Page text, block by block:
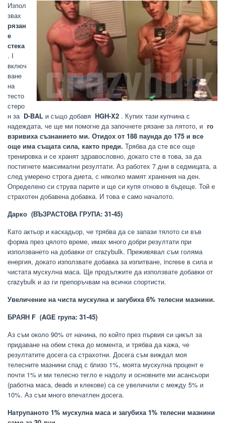
Изпол
звах
рязан
е
стека
. I
включ
ване
на
тесто
стеро
н за D-BAL и също добавя HGH-X2 . Купих тази купчина с
надеждата, че ще ми помогне да започнете рязане за лятото, и го
взривиха съзнанието ми. Отидох от 188 паунда до 175 и все
още има същата сила, както преди. Трябва да сте все още
тренировка и се хранят здравословно, докато сте в това, за да
постигнете максимални резултати. Аз работех 7 дни в седмицата, а
след умерено строга диета, с няколко мамят хранения на ден.
Определено си струва парите и ще си купя отново в бъдеще. Той е
страхотен добавена добавка. И това е само началото.
Дарко (ВЪЗРАСТОВА ГРУПА: 31-45)
Като актьор и каскадьор, че трябва да се запази тялото си във
форма през цялото време, имах много добри резултати при
използването на добавки от crazybulk. Преживявал съм голяма
енергия, докато използвате добавка за изпитване, increse в сила и
чистата мускулна маса. Ще продължите да използвате добавки от
crazybulk и аз ги препоръчвам на всички спортисти.
Увеличение на чиста мускулна и загубиха 6% телесни мазнини.
БРАЯН F (AGE група: 31-45)
Аз съм около 90% от начина, по който през първия си цикъл за
придаване на обем стека до момента, и трябва да кажа, че
резултатите досега са страхотни. Досега съм виждал моя
телесните мазнини спад с близо 1%, моята мускулна процент е
почти 1% и ми телесно тегло е надолу и основните ми асансьори
(работна маса, deads и клекове) са се увеличили с между 5% и
10%. Аз съм много впечатлен досега.
Натрупаното 1% мускулна маса и загубиха 1% телесни мазнини